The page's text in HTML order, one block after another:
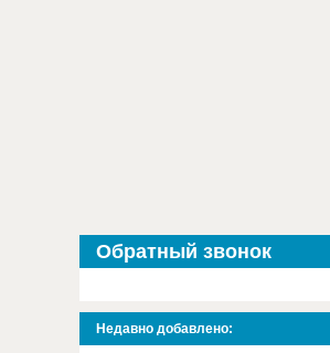
Обратный звонок
Недавно добавлено: